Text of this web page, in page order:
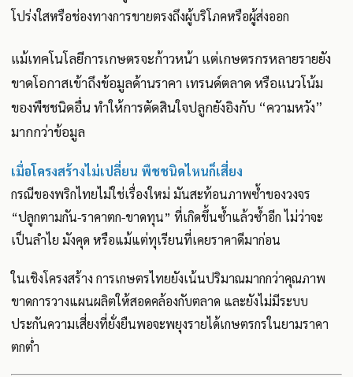
โปร่งใสหรือช่องทางการขายตรงถึงผู้บริโภคหรือผู้ส่งออก
แม้เทคโนโลยีการเกษตรจะก้าวหน้า แต่เกษตรกรหลายรายยัง
ขาดโอกาสเข้าถึงข้อมูลด้านราคา เทรนด์ตลาด หรือแนวโน้ม
ของพืชชนิดอื่น ทำให้การตัดสินใจปลูกยังอิงกับ “ความหวัง”
มากกว่าข้อมูล
เมื่อโครงสร้างไม่เปลี่ยน พืชชนิดไหนก็เสี่ยง
กรณีของพริกไทยไม่ใช่เรื่องใหม่ มันสะท้อนภาพซ้ำของวงจร
“ปลูกตามกัน-ราคาตก-ขาดทุน” ที่เกิดขึ้นซ้ำแล้วซ้ำอีก ไม่ว่าจะ
เป็นลำไย มังคุด หรือแม้แต่ทุเรียนที่เคยราคาดีมาก่อน
ในเชิงโครงสร้าง การเกษตรไทยยังเน้นปริมาณมากกว่าคุณภาพ
ขาดการวางแผนผลิตให้สอดคล้องกับตลาด และยังไม่มีระบบ
ประกันความเสี่ยงที่ยั่งยืนพอจะพยุงรายได้เกษตรกรในยามราคา
ตกต่ำ